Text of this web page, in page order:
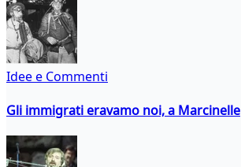
Idee e Commenti
Gli immigrati eravamo noi, a Marcinelle